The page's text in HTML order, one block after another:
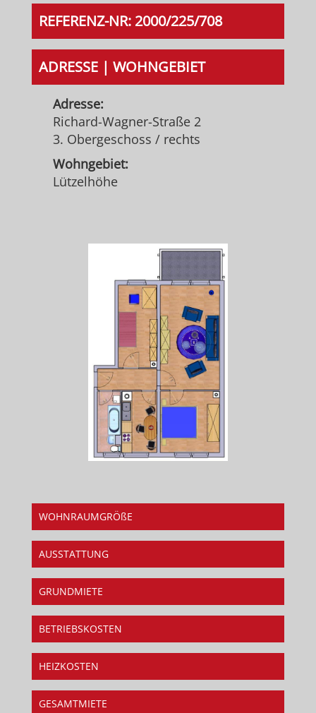
REFERENZ-NR: 2000/225/708
ADRESSE | WOHNGEBIET
Adresse:
Richard-Wagner-Straße 2
3. Obergeschoss / rechts
Wohngebiet:
Lützelhöhe
WOHNRAUMGRÖßE
AUSSTATTUNG
GRUNDMIETE
BETRIEBSKOSTEN
HEIZKOSTEN
GESAMTMIETE